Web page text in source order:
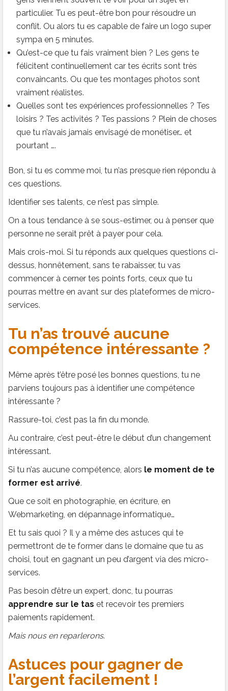
particulier. Tu es peut-être bon pour résoudre un
conflit. Ou alors tu es capable de faire un logo super
sympa en 5 minutes.
Qu’est-ce que tu fais vraiment bien ? Les gens te
félicitent continuellement car tes écrits sont très
convaincants. Ou que tes montages photos sont
vraiment réalistes.
Quelles sont tes expériences professionnelles ? Tes
loisirs ? Tes activités ? Tes passions ? Plein de choses
que tu n’avais jamais envisagé de monétiser… et
pourtant ….
Bon, si tu es comme moi, tu n’as presque rien répondu à
ces questions.
Identifier ses talents, ce n’est pas simple.
On a tous tendance à se sous-estimer, ou à penser que
personne ne serait prêt à payer pour cela.
Mais crois-moi. Si tu réponds aux quelques questions ci-
dessus, honnêtement, sans te rabaisser, tu vas
commencer à cerner tes points forts, ceux que tu
pourras mettre en avant sur des plateformes de micro-
services.
Tu n’as trouvé aucune
compétence intéressante ?
Même après t’être posé les bonnes questions, tu ne
parviens toujours pas à identifier une compétence
intéressante ?
Rassure-toi, c’est pas la fin du monde.
Au contraire, c’est peut-être le début d’un changement
intéressant.
Si tu n’as aucune compétence, alors le moment de te
former est arrivé.
Que ce soit en photographie, en écriture, en
Webmarketing, en dépannage informatique…
Et tu sais quoi ? Il y a même des astuces qui te
permettront de te former dans le domaine que tu as
choisi, tout en gagnant un peu d’argent via des micro-
services.
Pas besoin d’être un expert, donc, tu pourras
apprendre sur le tas et recevoir tes premiers
paiements rapidement.
Mais nous en reparlerons.
Astuces pour gagner de
l’argent facilement !